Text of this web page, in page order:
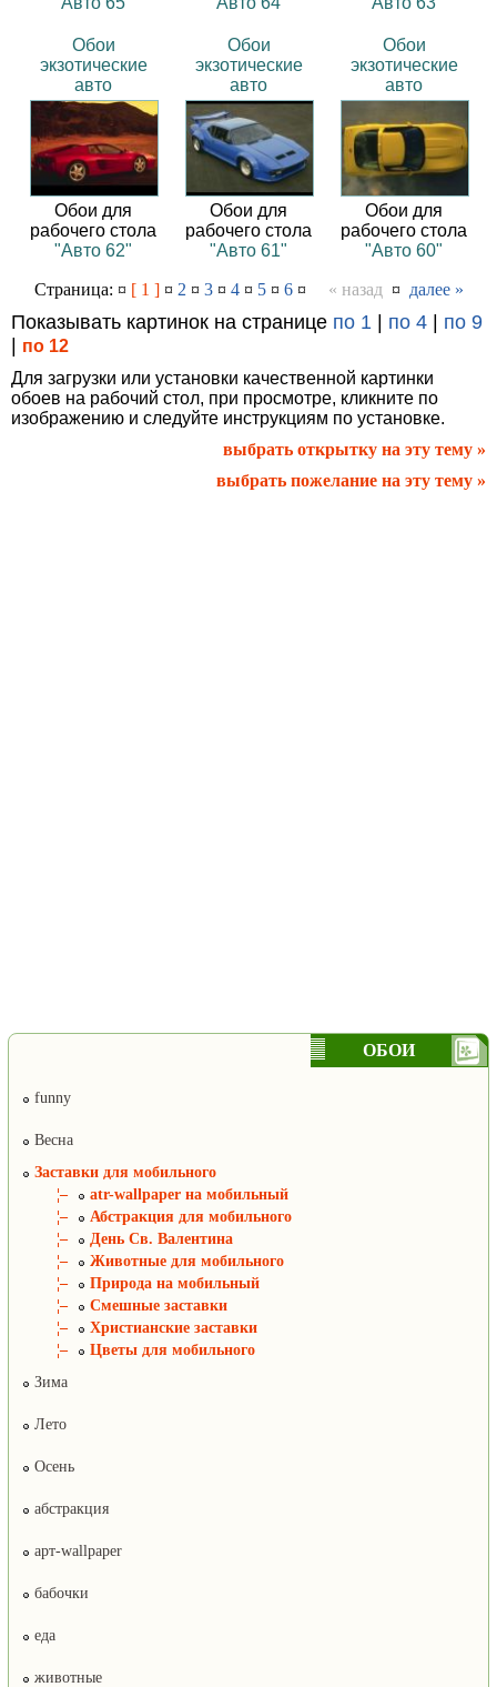
Обои
экзотические
авто
Обои для
рабочего стола
"Авто 62"
Обои
экзотические
авто
Обои для
рабочего стола
"Авто 61"
Обои
экзотические
авто
Обои для
рабочего стола
"Авто 60"
Страница: ¤ [ 1 ]¤ 2 ¤ 3¤ 4¤ 5¤ 6¤ « назад ¤ далее »
Показывать картинок на странице по 1 по 4
по 9
по 12
Для загрузки или установки качественной картинки
обоев на рабочий стол, при просмотре, кликните по
изображению и следуйте инструкциям по установке.
выбрать открытку на эту тему »
выбрать пожелание на эту тему »
ОБОИ
funny
Весна
Заставки для мобильного
¦–
atr-wallpaper на мобильный
¦–
Абстракция для мобильного
¦–
День Св. Валентина
¦–
Животные для мобильного
¦–
Природа на мобильный
¦–
Смешные заставки
¦–
Христианские заставки
¦–
Цветы для мобильного
Зима
Лето
Осень
абстракция
арт-wallpaper
бабочки
еда
животные